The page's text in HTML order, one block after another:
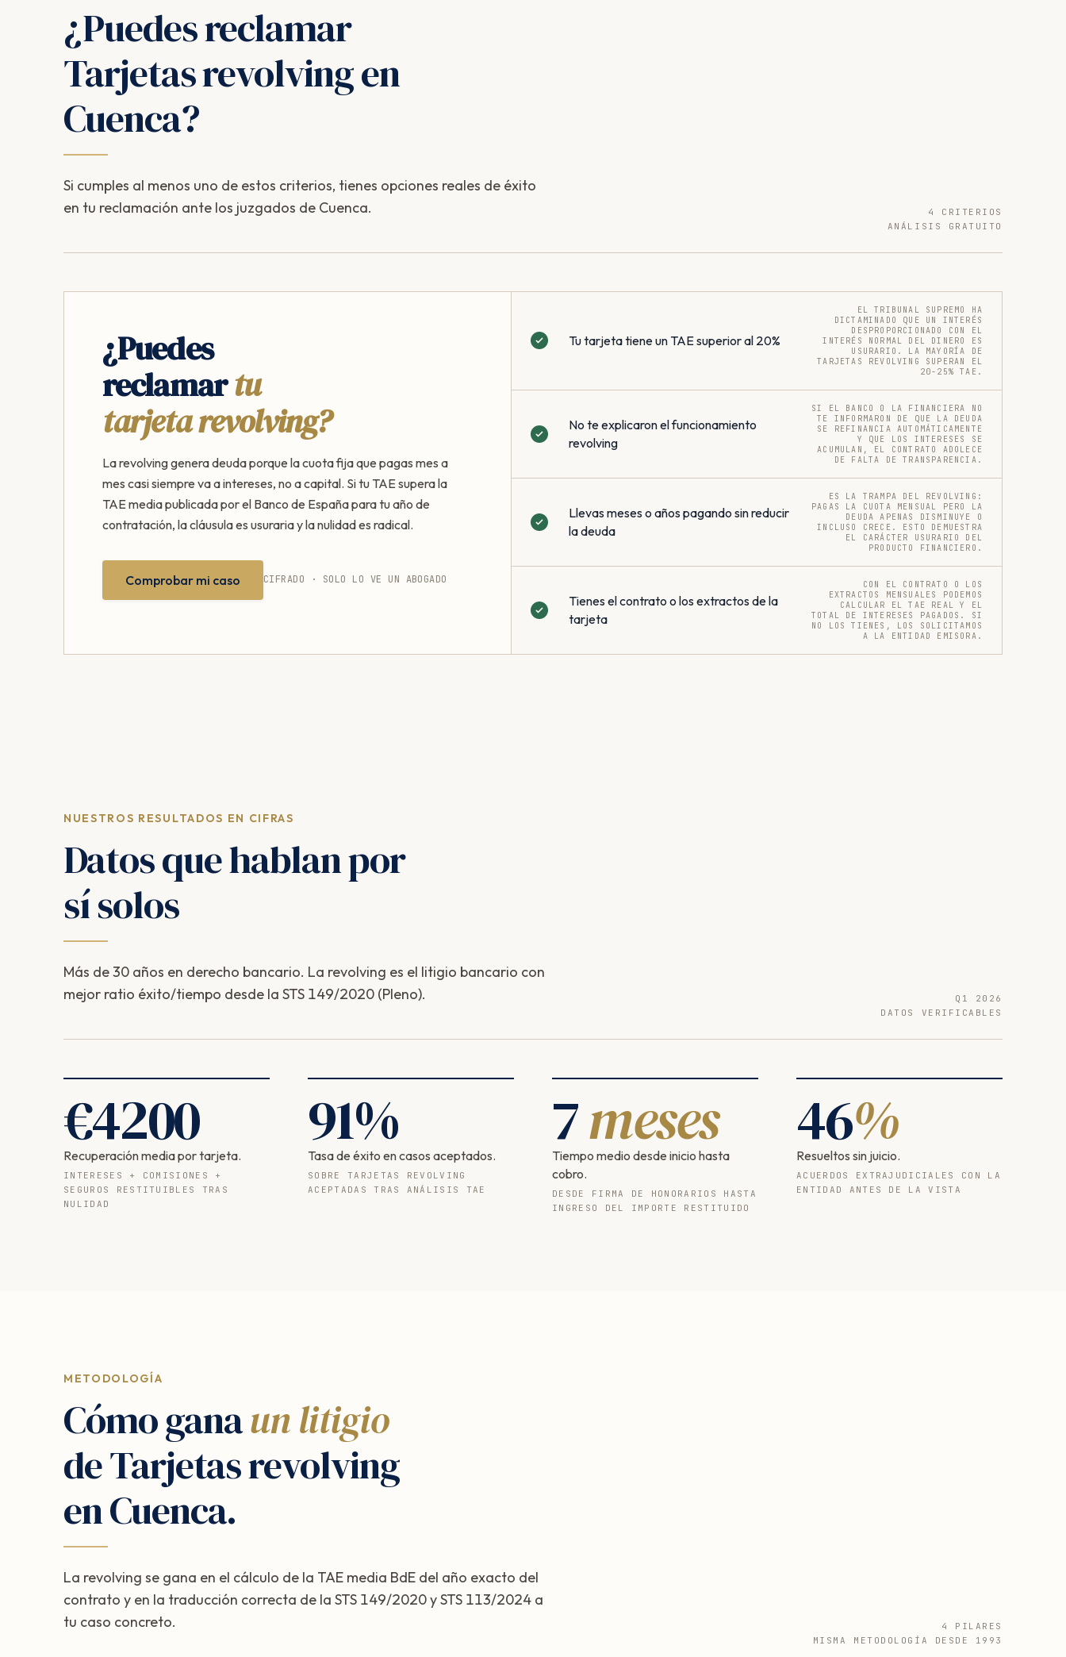
¿Puedes reclamar
Tarjetas revolving en
Cuenca?
Si cumples al menos uno de estos criterios, tienes opciones reales de éxito
en tu reclamación ante los juzgados de Cuenca.
4 CRITERIOS
ANÁLISIS GRATUITO
¿Puedes
reclamartu
tarjeta revolving?
La revolving genera deuda porque la cuota fija que pagas mes a
mes casi siempre va a intereses, no a capital. Si tu TAE supera la
TAE media publicada por el Banco de España para tu año de
contratación, la cláusula es usuraria y la nulidad es radical.
Comprobar mi caso CIFRADO · SOLO LO VE UN ABOGADO
Tu tarjeta tiene un TAE superior al 20%
EL TRIBUNAL SUPREMO HA
DICTAMINADO QUE UN INTERÉS
DESPROPORCIONADO CON EL
INTERÉS NORMAL DEL DINERO ES
USURARIO. LA MAYORÍA DE
TARJETAS REVOLVING SUPERAN EL
20-25% TAE.
No te explicaron el funcionamiento
revolving
SI EL BANCO O LA FINANCIERA NO
TE INFORMARON DE QUE LA DEUDA
SE REFINANCIA AUTOMÁTICAMENTE
Y QUE LOS INTERESES SE
ACUMULAN, EL CONTRATO ADOLECE
DE FALTA DE TRANSPARENCIA.
Llevas meses o años pagando sin reducir
la deuda
ES LA TRAMPA DEL REVOLVING:
PAGAS LA CUOTA MENSUAL PERO LA
DEUDA APENAS DISMINUYE O
INCLUSO CRECE. ESTO DEMUESTRA
EL CARÁCTER USURARIO DEL
PRODUCTO FINANCIERO.
Tienes el contrato o los extractos de la
tarjeta
CON EL CONTRATO O LOS
EXTRACTOS MENSUALES PODEMOS
CALCULAR EL TAE REAL Y EL
TOTAL DE INTERESES PAGADOS. SI
NO LOS TIENES, LOS SOLICITAMOS
A LA ENTIDAD EMISORA.
NUESTROS RESULTADOS EN CIFRAS
Datos que hablan por
sí solos
Más de 30 años en derecho bancario. La revolving es el litigio bancario con
mejor ratio éxito/tiempo desde la STS 149/2020 (Pleno).
Q1 2026
DATOS VERIFICABLES
€4200
Recuperación media por tarjeta.
INTERESES + COMISIONES +
SEGUROS RESTITUIBLES TRAS
NULIDAD
91%
Tasa de éxito en casos aceptados.
SOBRE TARJETAS REVOLVING
ACEPTADAS TRAS ANÁLISIS TAE
7meses
Tiempo medio desde inicio hasta
cobro.
DESDE FIRMA DE HONORARIOS HASTA
INGRESO DEL IMPORTE RESTITUIDO
46%
Resueltos sin juicio.
ACUERDOS EXTRAJUDICIALES CON LA
ENTIDAD ANTES DE LA VISTA
METODOLOGÍA
Cómo ganaun litigio
de Tarjetas revolving
en Cuenca.
La revolving se gana en el cálculo de la TAE media BdE del año exacto del
contrato y en la traducción correcta de la STS 149/2020 y STS 113/2024 a
tu caso concreto.
4 PILARES
MISMA METODOLOGÍA DESDE 1993